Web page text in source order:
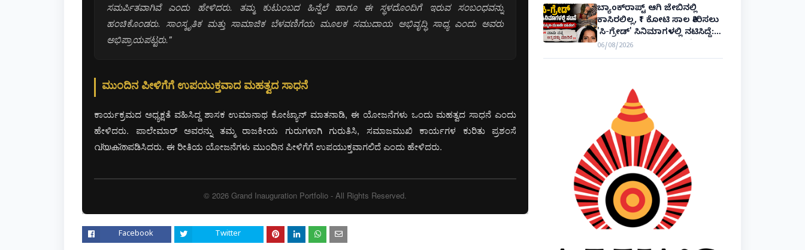
ಸಮರ್ಪಿತವಾಗಿವೆ ಎಂದು ಹೇಳಿದರು. ತಮ್ಮ ಕುಟುಂಬದ ಹಿನ್ನೆಲೆ ಹಾಗೂ ಈ ಸ್ಥಳದೊಂದಿಗೆ ಇರುವ ಸಂಬಂಧವನ್ನು
ಹಂಚಿಕೊಂಡರು. ಸಾಂಸ್ಕೃತಿಕ ಮತ್ತು ಸಾಮಾಜಿಕ ಬೆಳವಣಿಗೆಯ ಮೂಲಕ ಸಮುದಾಯ ಅಭಿವೃದ್ಧಿ ಸಾಧ್ಯ ಎಂದು ಅವರು
ಅಭಿಪ್ರಾಯಪಟ್ಟರು."
ಮುಂದಿನ ಪೀಳಿಗೆಗೆ ಉಪಯುಕ್ತವಾದ ಮಹತ್ವದ ಸಾಧನೆ
ಕಾರ್ಯಕ್ರಮದ ಅಧ್ಯಕ್ಷತೆ ವಹಿಸಿದ್ದ ಶಾಸಕ ಉಮಾನಾಥ ಕೋಟ್ಯಾನ್ ಮಾತನಾಡಿ, ಈ ಯೋಜನೆಗಳು ಒಂದು ಮಹತ್ವದ ಸಾಧನೆ ಎಂದು
ಹೇಳಿದರು. ಪಾಲೇಮಾರ್ ಅವರನ್ನು ತಮ್ಮ ರಾಜಕೀಯ ಗುರುಗಳಾಗಿ ಗುರುತಿಸಿ, ಸಮಾಜಮುಖಿ ಕಾರ್ಯಗಳ ಕುರಿತು ಪ್ರಶಂಸೆ
വ്യക്തಪಡಿಸಿದರು. ಈ ರೀತಿಯ ಯೋಜನೆಗಳು ಮುಂದಿನ ಪೀಳಿಗೆಗೆ ಉಪಯುಕ್ತವಾಗಲಿದೆ ಎಂದು ಹೇಳಿದರು.
© 2026 Grand Inauguration Portfolio - All Rights Reserved.
Facebook Twitter
ಬ್ಯಾಂಕ್‌ರಾಪ್ಟ್‌ ಆಗಿ ಜೇಬಿನಲ್ಲಿ
ಕಾಸಿರಲಿಲ್ಲ, ₹1 ಕೋಟಿ ಸಾಲ ತೀರಿಸಲು
'ಸಿ-ಗ್ರೇಡ್' ಸಿನಿಮಾಗಳಲ್ಲಿ ನಟಿಸಿದ್ದೆ:
ನಟಿ ಸುಸ್ಮಿತಾ ಮುಖರ್ಜಿ ಕಣ್ಣೀರಿನ
ಹಣೆಬರಹ!
06/08/2026